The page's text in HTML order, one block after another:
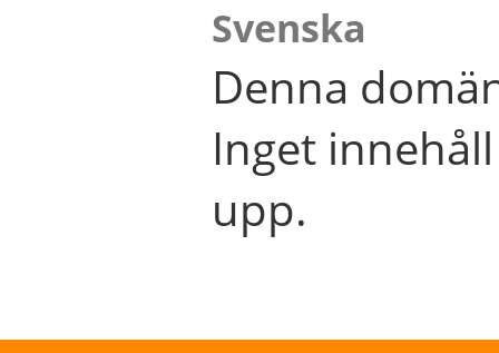
Svenska
Denna
Inget
upp.